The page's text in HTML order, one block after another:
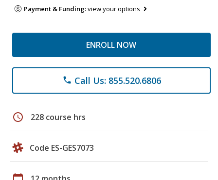
Payment & Funding:view your options
ENROLL NOW
phone Call Us: 855.520.6806
schedule 228 course hrs
Code ES-GES7073